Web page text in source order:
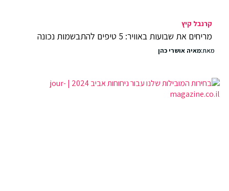
קרנבל קיץ
מריחים את שבועות באוויר: 5 טיפים להתבשמות נכונה
מאת:מאיה אושרי כהן